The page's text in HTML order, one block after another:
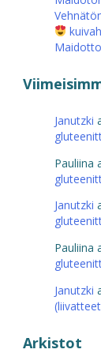
Janutzki
Pauliina
Janutzki
Pauliina
Janutzki
Arkistot